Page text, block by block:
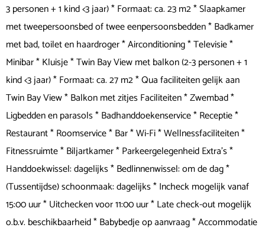
3 personen + 1 kind <3 jaar) * Formaat: ca. 23 m2 * Slaapkamer
met tweepersoonsbed of twee eenpersoonsbedden * Badkamer
met bad, toilet en haardroger * Airconditioning * Televisie *
Minibar * Kluisje * Twin Bay View met balkon (2-3 personen + 1
kind <3 jaar) * Formaat: ca. 27 m2 * Qua faciliteiten gelijk aan
Twin Bay View * Balkon met zitjes Faciliteiten * Zwembad *
Ligbedden en parasols * Badhanddoekenservice * Receptie *
Restaurant * Roomservice * Bar * Wi-Fi * Wellnessfaciliteiten *
Fitnessruimte * Biljartkamer * Parkeergelegenheid Extra's *
Handdoekwissel: dagelijks * Bedlinnenwissel: om de dag *
(Tussentijdse) schoonmaak: dagelijks * Incheck mogelijk vanaf
15:00 uur * Uitchecken voor 11:00 uur * Late check-out mogelijk
o.b.v. beschikbaarheid * Babybedje op aanvraag * Accommodatie